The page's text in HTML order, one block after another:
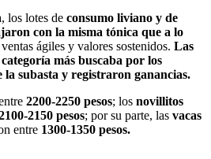
los lotes de consumo liviano y de
con la misma tónica que a lo
ágiles y valores sostenidos. Las
más buscaba por los
subasta y registraron ganancias.
2200-2250 pesos; los novillitos
2150 pesos; por su parte, las vacas
entre 1300-1350 pesos.